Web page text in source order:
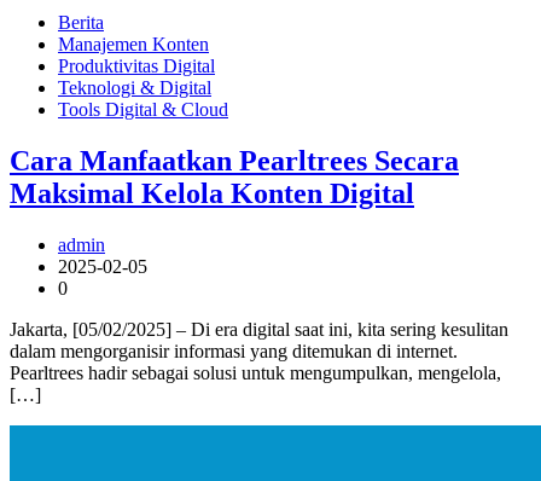
Berita
Manajemen Konten
Produktivitas Digital
Teknologi & Digital
Tools Digital & Cloud
Cara Manfaatkan Pearltrees Secara
Maksimal Kelola Konten Digital
admin
2025-02-05
0
Jakarta, [05/02/2025] – Di era digital saat ini, kita sering kesulitan
dalam mengorganisir informasi yang ditemukan di internet.
Pearltrees hadir sebagai solusi untuk mengumpulkan, mengelola,
[…]